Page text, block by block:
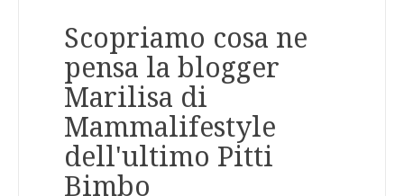
Scopriamo cosa ne
pensa la blogger
Marilisa di
Mammalifestyle
dell'ultimo Pitti
Bimbo